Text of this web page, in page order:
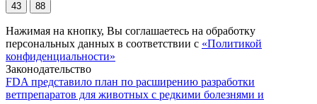
43 88
Нажимая на кнопку, Вы соглашаетесь на обработку
персональных данных в соответствии с «Политикой
конфиденциальности»
Законодательство
FDA представило план по расширению разработки
ветпрепаратов для животных с редкими болезнями и